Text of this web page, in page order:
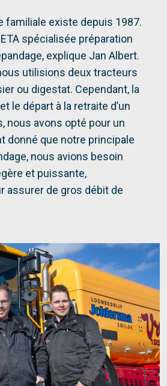
familiale existe depuis 1987.
spécialisée préparation
explique Jan Albert.
utilisions deux tracteurs
ou digestat. Cependant, la
le départ à la retraite d’un
nous avons opté pour un
donné que notre principale
nous avions besoin
et puissante,
assurer de gros débit de